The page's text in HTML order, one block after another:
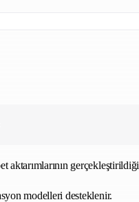
aktarımlarının gerçekleştirildiği
modelleri desteklenir.